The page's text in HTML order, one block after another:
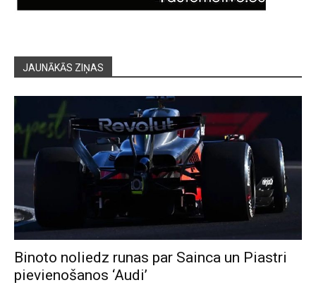
JAUNĀKĀS ZIŅAS
Binoto noliedz runas par Sainca un Piastri
pievienošanos ‘Audi’